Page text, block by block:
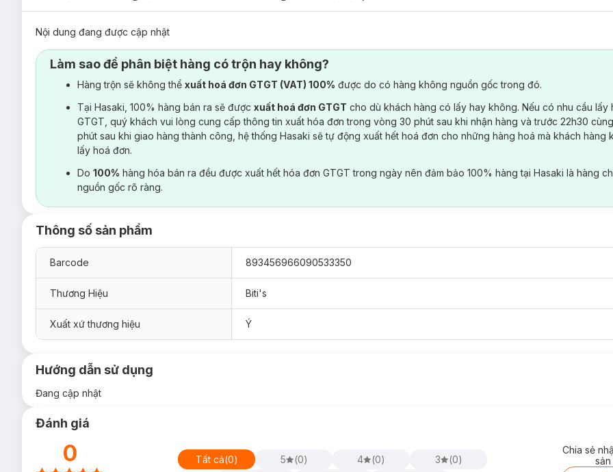
Nội dung đang được cập nhật
Làm sao để phân biệt hàng có trộn hay không?
Hàng trộn sẽ không thể xuất hoá đơn GTGT (VAT) 100% được do có hàng không nguồn gốc trong đó.
Tại Hasaki, 100% hàng bán ra sẽ được xuất hoá đơn GTGT cho dù khách hàng có lấy hay không. Nếu có nhu cầu lấy
GTGT, quý khách vui lòng cung cấp thông tin xuất hóa đơn trong vòng 30 phút sau khi nhận hàng và trước 22h30
phút sau khi giao hàng thành công, hệ thống Hasaki sẽ tự động xuất hết hoá đơn cho những hàng hoá mà khách hàng
lấy hoá đơn.
Do 100% hàng hóa bán ra đều được xuất hết hóa đơn GTGT trong ngày nên đảm bảo 100% hàng tại Hasaki là hàng
nguồn gốc rõ ràng.
Thông số sản phẩm
Barcode 893456966090533350
Thương Hiệu Biti's
Xuất xứ thương hiệu Ý
Hướng dẫn sử dụng
Đang cập nhật
Đánh giá
0 Tất cả(0) 5 (0) 4 (0) 3 (0)
Chia sẻ